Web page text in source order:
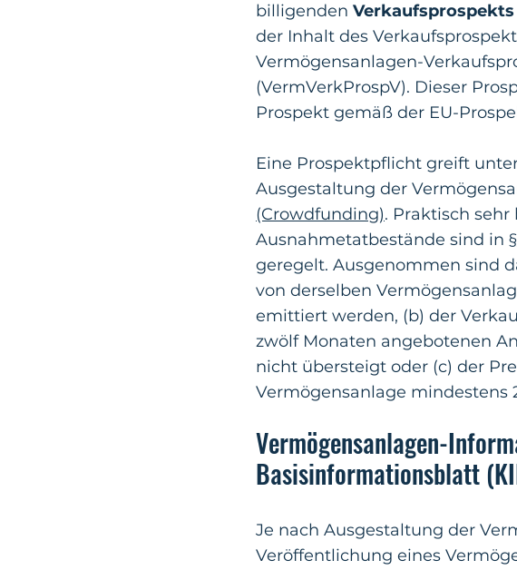
billigenden Verkaufsprospekts
der Inhalt des
Vermögensanlagen-
(VermVerkProspV). Dieser
Prospekt gemäß der EU-
Eine Prospektpflicht greift
Ausgestaltung der
(Crowdfunding). Praktisch
Ausnahmetatbestände sind in
geregelt. Ausgenommen sind
von derselben
emittiert werden, (b) der
zwölf Monaten angebotenen
nicht übersteigt oder (c) der
Vermögensanlage mindestens
Vermögensanlagen-
Basisinformationsblatt
Je nach Ausgestaltung der
Veröffentlichung eines